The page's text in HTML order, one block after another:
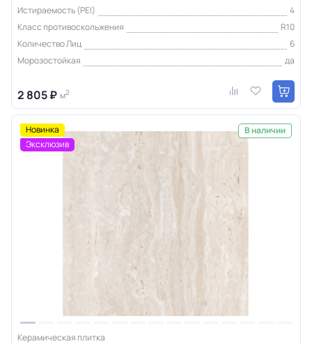
Истираемость (PEI)
4
Класс противоскольжения
R10
Количество Лиц
6
Морозостойкая
да
2 805 ₽ м2
Новинка
Эксклюзив
В наличии
Керамическая плитка